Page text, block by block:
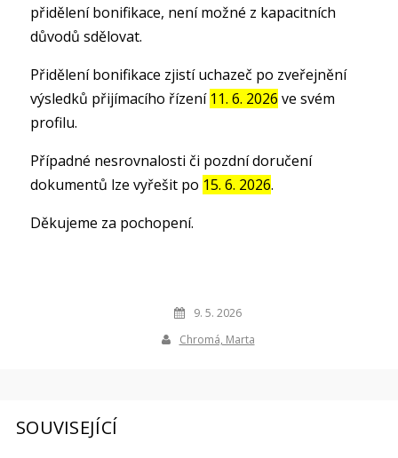
přidělení bonifikace, není možné z kapacitních
důvodů sdělovat.
Přidělení bonifikace zjistí uchazeč po zveřejnění
výsledků přijímacího řízení 11. 6. 2026 ve svém
profilu.
Případné nesrovnalosti či pozdní doručení
dokumentů lze vyřešit po 15. 6. 2026.
Děkujeme za pochopení.
9. 5. 2026
Chromá, Marta
SOUVISEJÍCÍ